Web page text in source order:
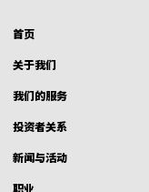
首页
关于我们
我们的服务
投资者关系
新闻与活动
职业